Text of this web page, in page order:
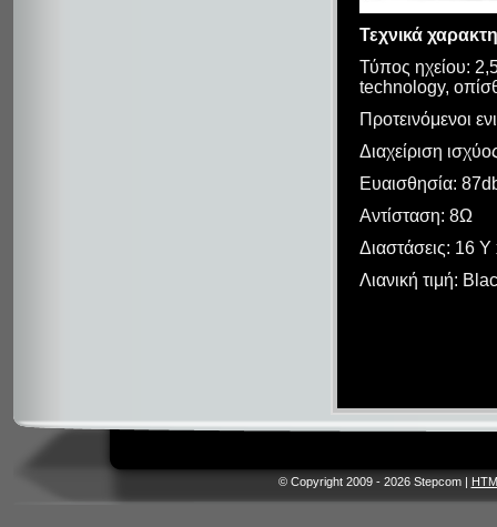
Τεχνικά
Τύπος ηχείου:
technology,
Προτεινόμενοι
Διαχείριση
Ευαισθησία:
Αντίσταση: 8Ω
Διαστάσεις: 16
Λιανική τιμή:
© Copyright 2009 - 2026 Stepcom |